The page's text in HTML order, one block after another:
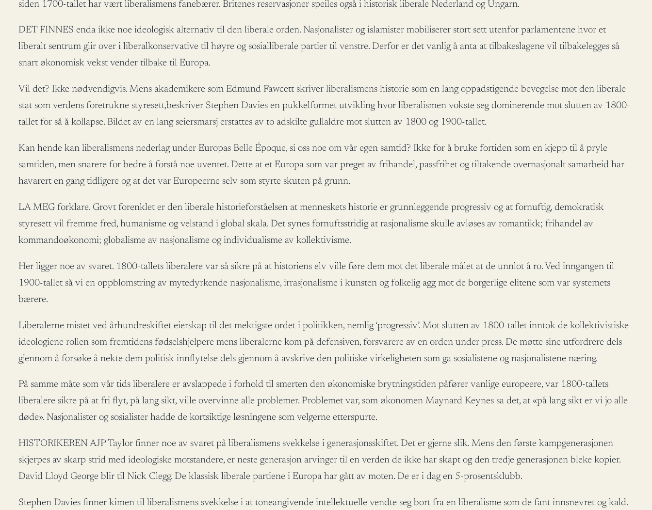
siden 1700-tallet har vært liberalismens fanebærer. Britenes reservasjoner speiles også i historisk liberale Nederland og Ungarn.
DET FINNES enda ikke noe ideologisk alternativ til den liberale orden. Nasjonalister og islamister mobiliserer stort sett utenfor parlamentene hvor et
liberalt sentrum glir over i liberalkonservative til høyre og sosialliberale partier til venstre. Derfor er det vanlig å anta at tilbakeslagene vil tilbakelegges så
snart økonomisk vekst vender tilbake til Europa.
Vil det? Ikke nødvendigvis. Mens akademikere som Edmund Fawcett skriver liberalismens historie som en lang oppadstigende bevegelse mot den liberale
stat som verdens foretrukne styresett,beskriver Stephen Davies en pukkelformet utvikling hvor liberalismen vokste seg dominerende mot slutten av 1800-
tallet for så å kollapse. Bildet av en lang seiersmarsj erstattes av to adskilte gullaldre mot slutten av 1800 og 1900-tallet.
Kan hende kan liberalismens nederlag under Europas Belle Époque, si oss noe om vår egen samtid? Ikke for å bruke fortiden som en kjepp til å pryle
samtiden, men snarere for bedre å forstå noe uventet. Dette at et Europa som var preget av frihandel, passfrihet og tiltakende overnasjonalt samarbeid har
havarert en gang tidligere og at det var Europeerne selv som styrte skuten på grunn.
LA MEG forklare. Grovt forenklet er den liberale historieforståelsen at menneskets historie er grunnleggende progressiv og at fornuftig, demokratisk
styresett vil fremme fred, humanisme og velstand i global skala. Det synes fornuftsstridig at rasjonalisme skulle avløses av romantikk; frihandel av
kommandoøkonomi; globalisme av nasjonalisme og individualisme av kollektivisme.
Her ligger noe av svaret. 1800-tallets liberalere var så sikre på at historiens elv ville føre dem mot det liberale målet at de unnlot å ro. Ved inngangen til
1900-tallet så vi en oppblomstring av mytedyrkende nasjonalisme, irrasjonalisme i kunsten og folkelig agg mot de borgerlige elitene som var systemets
bærere.
Liberalerne mistet ved århundreskiftet eierskap til det mektigste ordet i politikken, nemlig ‘progressiv’. Mot slutten av 1800-tallet inntok de kollektivistiske
ideologiene rollen som fremtidens fødselshjelpere mens liberalerne kom på defensiven, forsvarere av en orden under press. De møtte sine utfordrere dels
gjennom å forsøke å nekte dem politisk innflytelse dels gjennom å avskrive den politiske virkeligheten som ga sosialistene og nasjonalistene næring.
På samme måte som vår tids liberalere er avslappede i forhold til smerten den økonomiske brytningstiden påfører vanlige europeere, var 1800-tallets
liberalere sikre på at fri flyt, på lang sikt, ville overvinne alle problemer. Problemet var, som økonomen Maynard Keynes sa det, at «på lang sikt er vi jo alle
døde». Nasjonalister og sosialister hadde de kortsiktige løsningene som velgerne etterspurte.
HISTORIKEREN AJP Taylor finner noe av svaret på liberalismens svekkelse i generasjonsskiftet. Det er gjerne slik. Mens den første kampgenerasjonen
skjerpes av skarp strid med ideologiske motstandere, er neste generasjon arvinger til en verden de ikke har skapt og den tredje generasjonen bleke kopier.
David Lloyd George blir til Nick Clegg. De klassisk liberale partiene i Europa har gått av moten. De er i dag en 5-prosentsklubb.
Stephen Davies finner kimen til liberalismens svekkelse i at toneangivende intellektuelle vendte seg bort fra en liberalisme som de fant innsnevret og kald.